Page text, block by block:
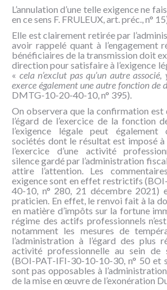
L’annulation d’une telle exigence ne
en ce sens F. FRULEUX, art. préc., n°
Elle est clairement retirée par
avoir rappelé quant à l’engagement
bénéficiaires de la transmission doit
direction pour satisfaire à l’exigence
« cela n’exclut pas qu’un autre
exerce également une autre fonction de
DMTG-10-20-40-10, n° 395).
On observera que la confirmation est
l’égard de l’exercice de la fonction
l’exigence légale peut également
sociétés dont le résultat est imposé à
l’exercice d’une activité
silence gardé par l’administration
attire l’attention. Les
exigence sont en effet restrictifs
40-10, n° 280, 21 décembre 2021)
praticien. En effet, le renvoi fait à la
en matière d’impôts sur la fortune
régime des actifs professionnels
notamment les mesures de
l’administration à l’égard des plus
activité professionnelle au sein de
(BOI-PAT-IFI-30-10-10-30, n° 50 et
sont pas opposables à
de la mise en œuvre de l’exonération